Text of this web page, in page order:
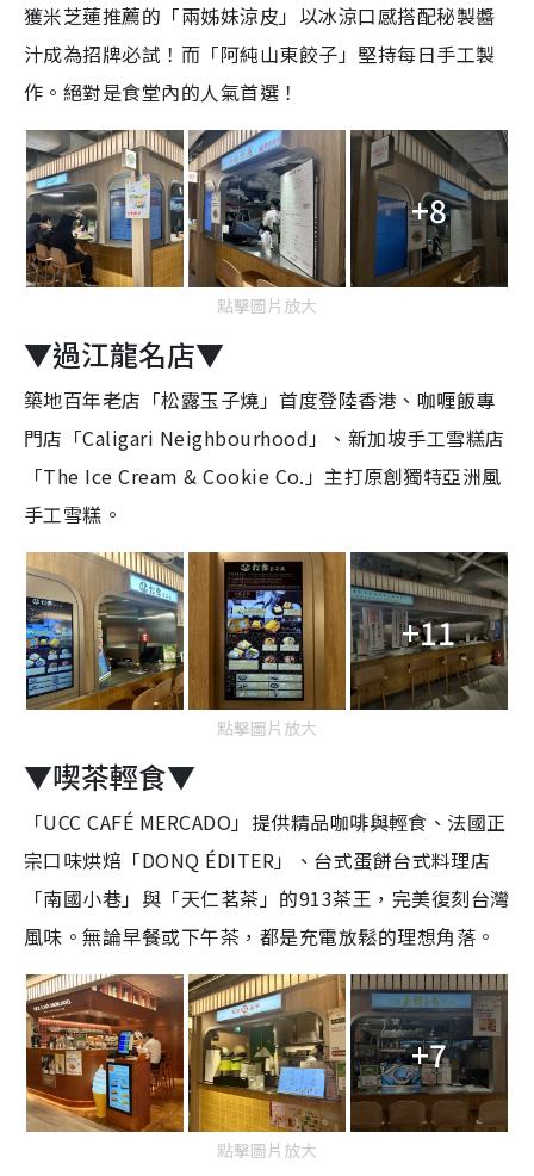
獲米芝蓮推薦的「兩姊妹涼皮」以冰涼口感搭配秘製醬
汁成為招牌必試！而「阿純山東餃子」堅持每日手工製
作。絕對是食堂內的人氣首選！
+8
點擊圖片放大
▼過江龍名店▼
築地百年老店「松露玉子燒」首度登陸香港、咖喱飯專
門店「Caligari Neighbourhood」、新加坡手工雪糕店
「The Ice Cream & Cookie Co.」主打原創獨特亞洲風
手工雪糕。
+11
點擊圖片放大
▼喫茶輕食▼
「UCC CAFÉ MERCADO」提供精品咖啡與輕食、法國正
宗口味烘焙「DONQ ÉDITER」、台式蛋餅台式料理店
「南國小巷」與「天仁茗茶」的913茶王，完美復刻台灣
風味。無論早餐或下午茶，都是充電放鬆的理想角落。
+7
點擊圖片放大